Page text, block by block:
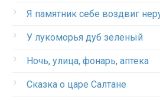
Я памятник себе воздвиг
У лукоморья дуб зеленый
Ночь, улица, фонарь, аптека
Сказка о царе Салтане